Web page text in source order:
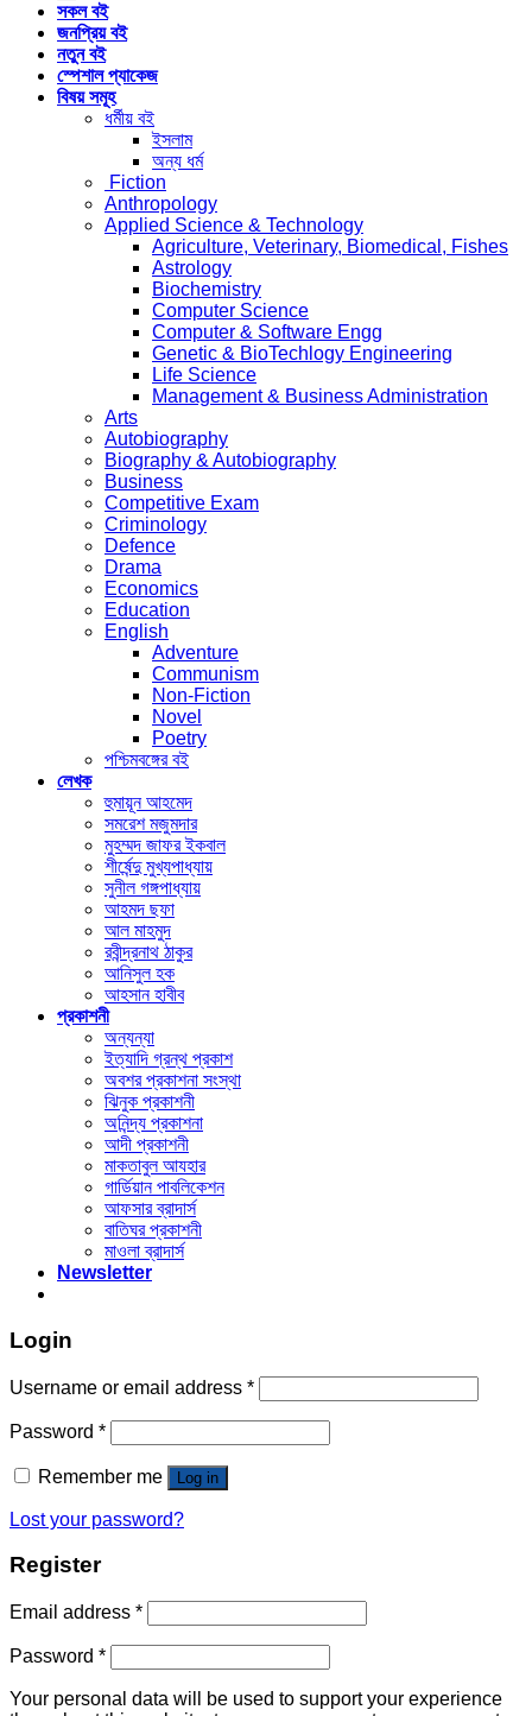
সকল বই
জনপ্রিয় বই
নতুন বই
স্পেশাল প্যাকেজ
বিষয় সমূহ
ধর্মীয় বই
ইসলাম
অন্য ধর্ম
Fiction
Anthropology
Applied Science & Technology
Agriculture, Veterinary, Biomedical, Fishes
Astrology
Biochemistry
Computer Science
Computer & Software Engg
Genetic & BioTechlogy Engineering
Life Science
Management & Business Administration
Arts
Autobiography
Biography & Autobiography
Business
Competitive Exam
Criminology
Defence
Drama
Economics
Education
English
Adventure
Communism
Non-Fiction
Novel
Poetry
পশ্চিমবঙ্গের বই
লেখক
হুমায়ূন আহমেদ
সমরেশ মজুমদার
মুহম্মদ জাফর ইকবাল
শীর্ষেন্দু মুখ্যপাধ্যায়
সুনীল গঙ্গপাধ্যায়
আহমদ ছফা
আল মাহমুদ
রবীন্দ্রনাথ ঠাকুর
আনিসুল হক
আহসান হাবীব
প্রকাশনী
অন্যন্যা
ইত্যাদি গ্রন্থ প্রকাশ
অবশর প্রকাশনা সংস্থা
ঝিনুক প্রকাশনী
অনিন্দ্য প্রকাশনা
আদী প্রকাশনী
মাকতাবুল আযহার
গার্ডিয়ান পাবলিকেশন
আফসার ব্রাদার্স
বাতিঘর প্রকাশনী
মাওলা ব্রাদার্স
Newsletter
Login
Username or email address *
Password *
Remember me Log in
Lost your password?
Register
Email address *
Password *
Your personal data will be used to support your experience